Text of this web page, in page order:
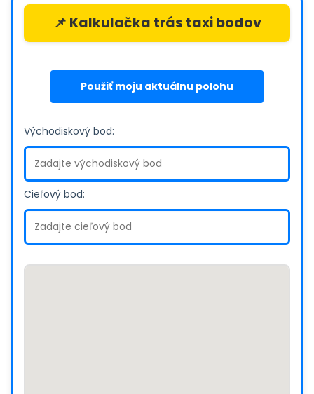
📌 Kalkulačka trás taxi bodov
Použiť moju aktuálnu polohu
Východiskový bod:
Cieľový bod: